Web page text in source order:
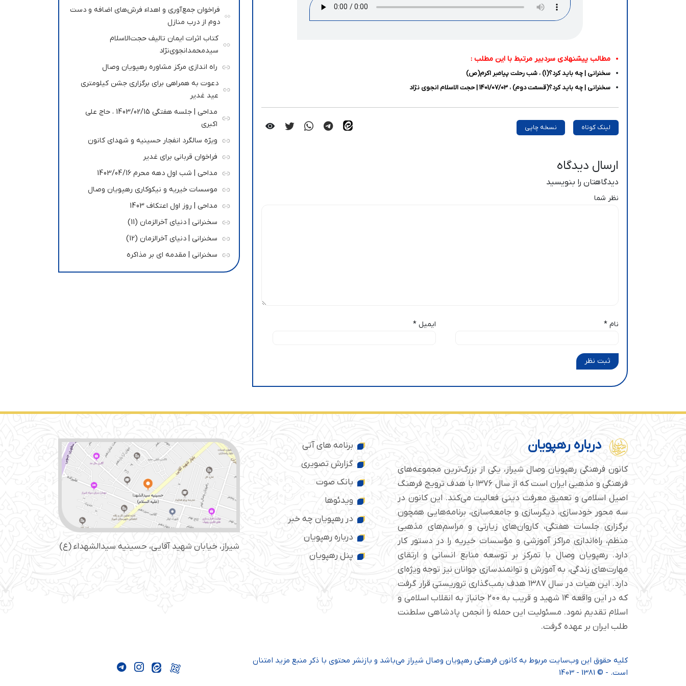
مطالب پیشنهادی سردبیر مرتبط با این مطلب :
سخنرانی | چه باید کرد؟(1) ، شب رحلت پیامبر اکرم(ص)
سخنرانی | چه باید کرد؟(قسمت دوم) ، 1401/07/03 | حجت الاسلام انجوی نژاد
لینک کوتاه نسخه چاپی
ارسال دیدگاه
دیدگاهتان را بنویسید
نظر شما
نام * ایمیل *
ثبت نظر
فراخوان جمع‌آوری و اهداء فرش‌های اضافه و دست
دوم از درب منازل
کتاب اثرات ایمان تالیف حجت‌الاسلام
سیدمحمدانجوی‌نژاد
راه اندازی مرکز مشاوره رهپویان وصال
دعوت به همراهی برای برگزاری جشن کیلومتری
عید غدیر
مداحی | جلسه هفتگی 1403/02/15 ، حاج علی
اکبری
ویژه سالگرد انفجار حسینیه و شهدای کانون
فراخوان قربانی برای غدیر
مداحی | شب اول دهه محرم 1403/04/16
موسسات خیریه و نیکوکاری رهپویان وصال
مداحی | روز اول اعتکاف 1403
سخنرانی | دنیای آخرالزمان (11)
سخنرانی | دنیای آخرالزمان (12)
سخنرانی | مقدمه ای بر مذاکره
درباره رهپویان
کانون فرهنگی رهپویان وصال شیراز، یکی از بزرگ‌ترین مجموعه‌های
فرهنگی و مذهبی ایران است که از سال ۱۳۷۶ با هدف ترویج فرهنگ
اصیل اسلامی و تعمیق معرفت دینی فعالیت می‌کند. این کانون در
سه محور خودسازی، دیگرسازی و جامعه‌سازی، برنامه‌هایی همچون
برگزاری جلسات هفتگی، کاروان‌های زیارتی و مراسم‌های مذهبی
منظم، راه‌اندازی مراکز آموزشی و مؤسسات خیریه را در دستور کار
دارد. رهپویان وصال با تمرکز بر توسعه منابع انسانی و ارتقای
مهارت‌های زندگی، به آموزش و توانمندسازی جوانان نیز توجه ویژه‌ای
دارد. این هیات در سال ۱۳۸۷ هدف بمب‌گذاری تروریستی قرار گرفت
که در این واقعه ۱۴ شهید و قریب به ۲۰۰ جانباز به انقلاب اسلامی و
اسلام تقدیم نمود. مسئولیت این حمله را انجمن پادشاهی سلطنت
طلب ایران بر عهده گرفت.
برنامه های آتی
گزارش تصویری
بانک صوت
ویدئوها
در رهپویان چه خبر
درباره رهپویان
پنل رهپویان
شیراز، خیابان شهید آقایی، حسینیه سید‌الشهداء (ع)
کلیه حقوق این وب‌سایت مربوط به کانون فرهنگی رهپویان وصال شیراز می‌باشد و بازنشر محتوی با ذکر منبع مزید امتنان
است. - © 1381 - 1403